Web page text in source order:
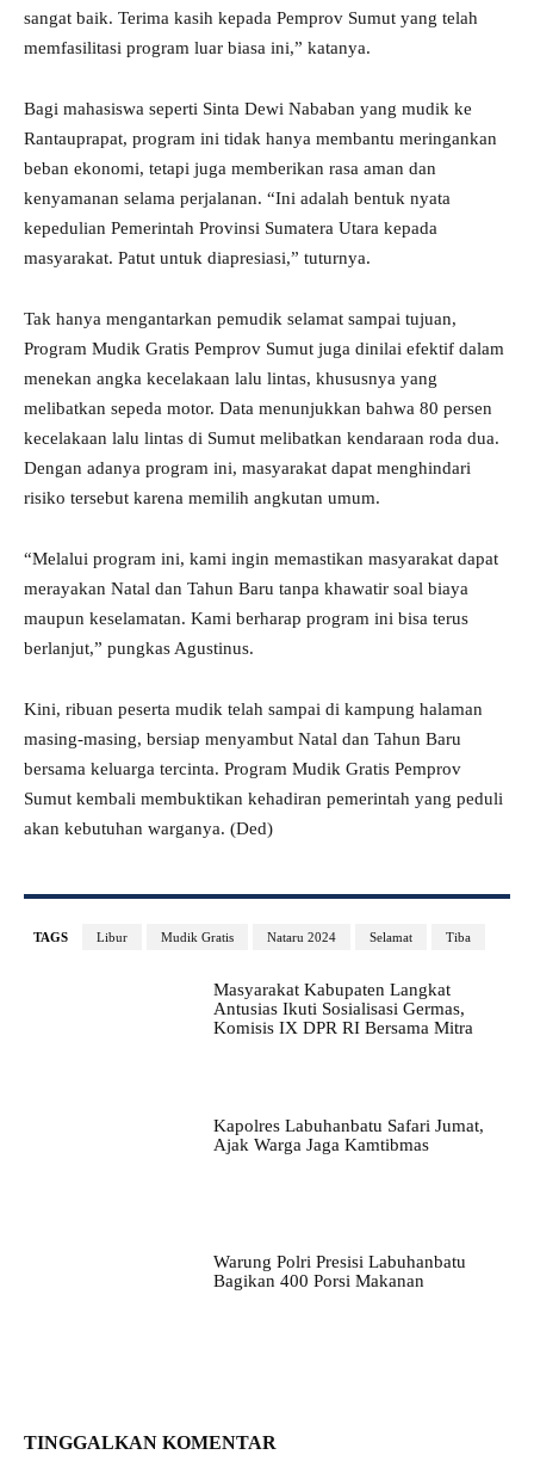
sangat baik. Terima kasih kepada Pemprov Sumut yang telah
memfasilitasi program luar biasa ini,” katanya.
Bagi mahasiswa seperti Sinta Dewi Nababan yang mudik ke
Rantauprapat, program ini tidak hanya membantu meringankan
beban ekonomi, tetapi juga memberikan rasa aman dan
kenyamanan selama perjalanan. “Ini adalah bentuk nyata
kepedulian Pemerintah Provinsi Sumatera Utara kepada
masyarakat. Patut untuk diapresiasi,” tuturnya.
Tak hanya mengantarkan pemudik selamat sampai tujuan,
Program Mudik Gratis Pemprov Sumut juga dinilai efektif dalam
menekan angka kecelakaan lalu lintas, khususnya yang
melibatkan sepeda motor. Data menunjukkan bahwa 80 persen
kecelakaan lalu lintas di Sumut melibatkan kendaraan roda dua.
Dengan adanya program ini, masyarakat dapat menghindari
risiko tersebut karena memilih angkutan umum.
“Melalui program ini, kami ingin memastikan masyarakat dapat
merayakan Natal dan Tahun Baru tanpa khawatir soal biaya
maupun keselamatan. Kami berharap program ini bisa terus
berlanjut,” pungkas Agustinus.
Kini, ribuan peserta mudik telah sampai di kampung halaman
masing-masing, bersiap menyambut Natal dan Tahun Baru
bersama keluarga tercinta. Program Mudik Gratis Pemprov
Sumut kembali membuktikan kehadiran pemerintah yang peduli
akan kebutuhan warganya. (Ded)
TAGS Libur Mudik Gratis Nataru 2024 Selamat Tiba
Masyarakat Kabupaten Langkat
Antusias Ikuti Sosialisasi Germas,
Komisis IX DPR RI Bersama Mitra
Kapolres Labuhanbatu Safari Jumat,
Ajak Warga Jaga Kamtibmas
Warung Polri Presisi Labuhanbatu
Bagikan 400 Porsi Makanan
TINGGALKAN KOMENTAR